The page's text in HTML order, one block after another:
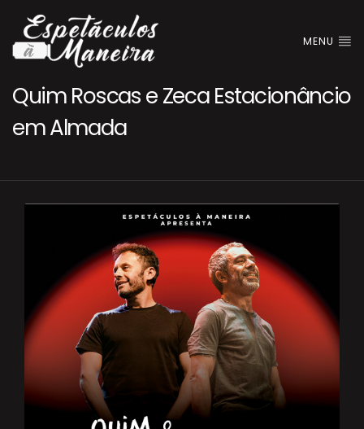
MENU
Quim Roscas e Zeca Estacionâncio
em Almada